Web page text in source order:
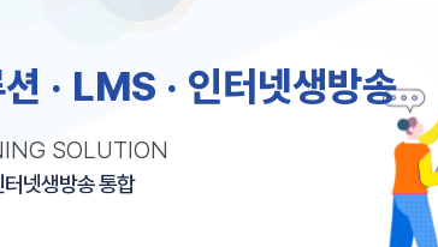
온라인 학원 교육 LMS
· LMS · 인터넷생방송
SOLUTION
넷생방송 통합